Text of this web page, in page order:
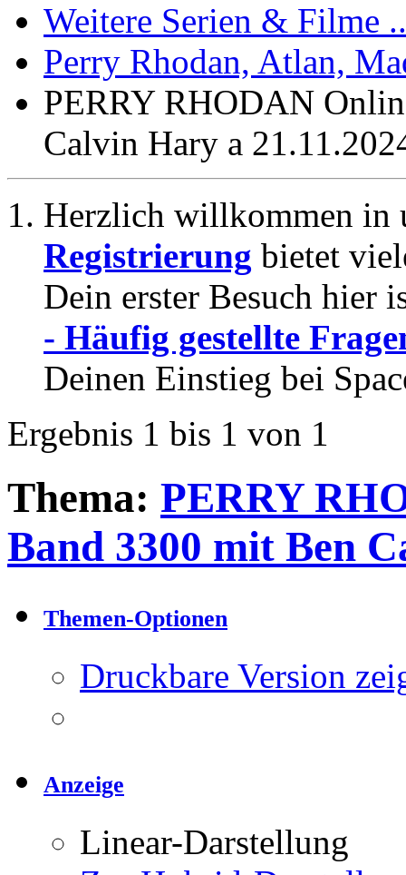
Weitere Serien & Filme
Perry Rhodan, Atlan,
PERRY RHODAN
Calvin Hary a
Herzlich willkommen in
Registrierung bietet
Dein erster Besuch hier
- Häufig gestellte
Deinen Einstieg bei
Ergebnis 1 bis 1 von 1
Thema: PERRY
Band 3300 mit Ben
Themen-Optionen
Druckbare Version
Anzeige
Linear-Darstellung